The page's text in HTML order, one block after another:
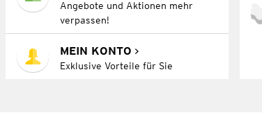
Angebote und Aktionen mehr
verpassen!
MEIN KONTO
Exklusive Vorteile für Sie